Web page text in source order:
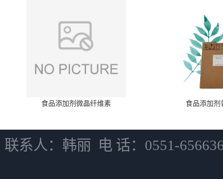
食品添加剂微晶纤维素 食品添加剂
联系人：韩丽 电 话：0551-